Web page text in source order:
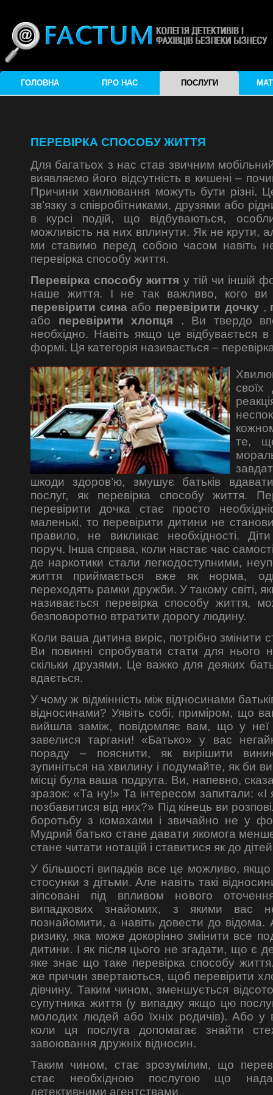
ГОЛОВНА ПРО НАС ПОСЛУГИ
ПЕРЕВІРКА СПОСОБУ ЖИТТЯ
Для багатьох з нас став звичним
виявляємо його відсутність в кишені –
Причини хвилювання можуть бути різні.
зв’язку з співробітниками, друзями або
в курсі подій, що відбуваються,
можливість на них вплинути. Як не крути,
ми ставимо перед собою часом навіть
перевірка способу життя.
Перевірка способу життя у тій чи іншій
наше життя. І не так важливо, кого ви
перевірити сина або перевірити дочку ,
або перевірити хлопця . Ви твердо
необхідно. Навіть якщо це відбувається в
формі. Ця категорія називається –
те,
шкоди здоров’ю, змушує батьків
послуг, як перевірка способу життя.
перевірити дочка стає просто
маленькі, то перевірити дитини не
правило, не викликає необхідності.
поруч. Інша справа, коли настає час
де наркотики стали легкодоступними,
життя приймається вже як норма,
переходять рамки дружби. У такому світі,
називається перевірка способу життя,
безповоротно втратити дорогу людину.
Коли ваша дитина виріс, потрібно змінити
Ви повинні спробувати стати для нього
скільки друзями. Це важко для деяких
вдається.
У чому ж відмінність між відносинами
відносинами? Уявіть собі, приміром, що
вийшла заміж, повідомляє вам, що у неї
завелися таргани! «Батько» у вас
пораду – пояснити, як вирішити
зупиніться на хвилину і подумайте, як би
місці була ваша подруга. Ви, напевно,
зразок: «Та ну!» Та інтересом запитали:
позбавитися від них?» Під кінець ви
боротьбу з комахами і звичайно не у
Мудрий батько стане давати якомога
стане читати нотацій і ставитися як до
У більшості випадків все це можливо, якщо
стосунки з дітьми. Але навіть такі
зіпсовані під впливом нового
випадкових знайомих, з якими вас
познайомити, а навіть довести до відома.
ризику, яка може докорінно змінити все
дитини. І як після цього не згадати, що є
яке знає що таке перевірка способу
же причин звертаються, щоб перевірити
дівчину. Таким чином, зменшується
супутника життя (у випадку якщо цю
молодих людей або їхніх родичів). Або у
коли ця послуга допомагає знайти
завоювання дружніх відносин.
Таким чином, стає зрозумілим, що
стає необхідною послугою що
детективними агентствами.